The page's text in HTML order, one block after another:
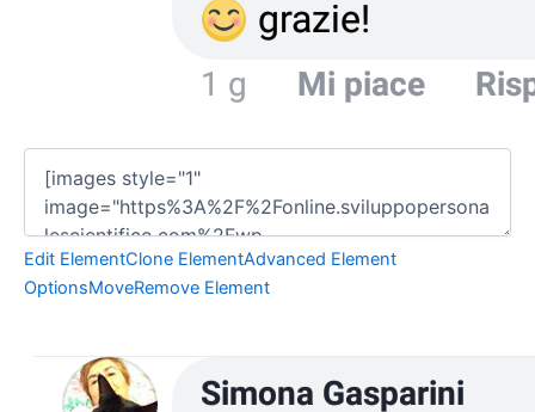
Edit ElementClone ElementAdvanced Element
OptionsMoveRemove Element